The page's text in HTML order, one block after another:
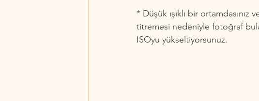
* Düşük ışıklı bir
titremesi nedeniyle fotoğraf
ISOyu yükseltiyorsunuz.